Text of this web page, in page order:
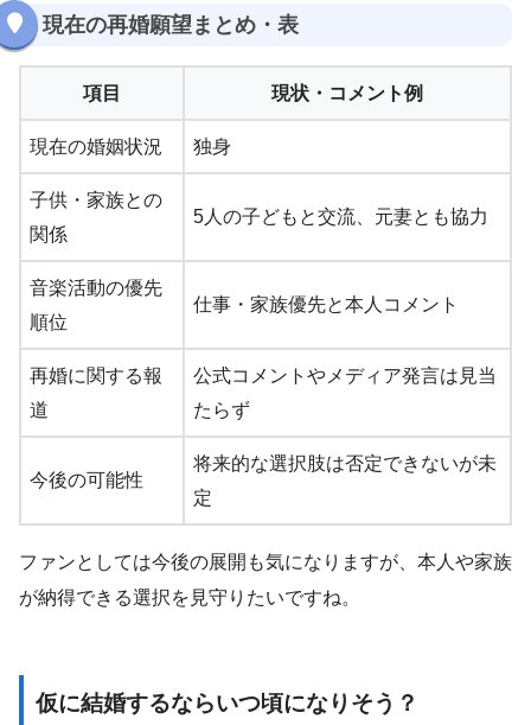
現在の再婚願望まとめ・表
項目 現状・コメント例
現在の婚姻状況 独身
子供・家族との
関係
5人の子どもと交流、元妻とも協力
音楽活動の優先
順位
仕事・家族優先と本人コメント
再婚に関する報
道
公式コメントやメディア発言は見当
たらず
今後の可能性
将来的な選択肢は否定できないが未
定
ファンとしては今後の展開も気になりますが、本人や家族
が納得できる選択を見守りたいですね。
仮に結婚するならいつ頃になりそう？